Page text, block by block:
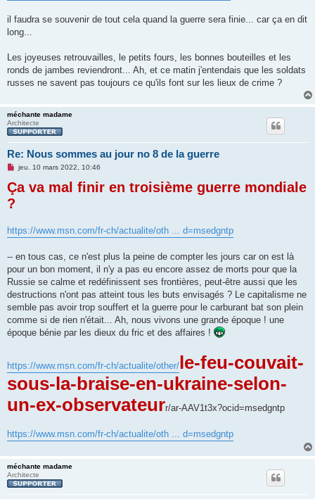
il faudra se souvenir de tout cela quand la guerre sera finie... car ça en dit
long...
Les joyeuses retrouvailles, le petits fours, les bonnes bouteilles et les
ronds de jambes reviendront... Ah, et ce matin j'entendais que les soldats
russes ne savent pas toujours ce qu'ils font sur les lieux de crime ?
méchante madame
Architecte
Re: Nous sommes au jour no 8 de la guerre
M
s
s
o
u
jeu. 10 mars 2022, 10:46
Ça va mal finir en troisième guerre mondiale
?
https://www.msn.com/fr-ch/actualite/oth ... d=msedgntp
-- en tous cas, ce n'est plus la peine de compter les jours car on est là
pour un bon moment, il n'y a pas eu encore assez de morts pour que la
Russie se calme et redéfinissent ses frontières, peut-être aussi que les
destructions n'ont pas atteint tous les buts envisagés ? Le capitalisme ne
semble pas avoir trop souffert et la guerre pour le carburant bat son plein
comme si de rien n'était... Ah, nous vivons une grande époque ! une
époque bénie par les dieux du fric et des affaires !
https://www.msn.com/fr-ch/actualite/other/le-feu-couvait-
sous-la-braise-en-ukraine-selon-
un-ex-observateurr/ar-AAV1t3x?ocid=msedgntp
https://www.msn.com/fr-ch/actualite/oth ... d=msedgntp
méchante madame
Architecte